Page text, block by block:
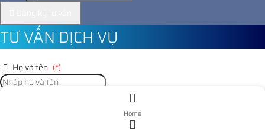
TƯ VẤN DỊCH VỤ
Họ và tên (*)
Home